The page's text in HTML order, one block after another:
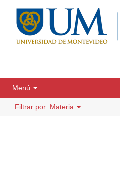
Menú
Filtrar por: Materia